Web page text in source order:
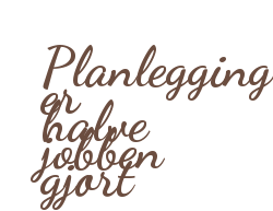
Planlegging
er
halve
jobben
gjort